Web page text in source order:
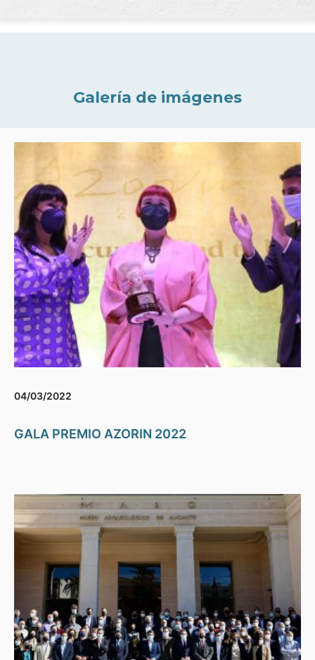
Galería de imágenes
04/03/2022
GALA PREMIO AZORIN 2022